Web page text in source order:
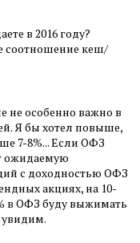
в 2016 году?
соотношение кеш/
не особенно важно в
Я бы хотел повыше,
7-8%... Если ОФЗ
ожидаемую
с доходностью ОФЗ
акциях, на 10-
в ОФЗ буду выжимать
увидим.